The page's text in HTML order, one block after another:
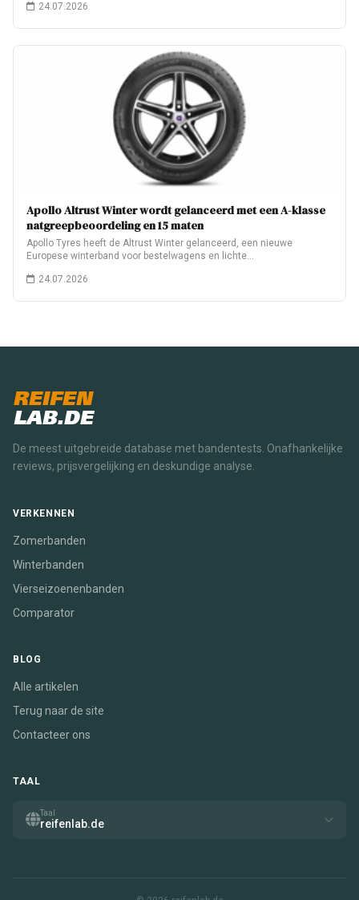
24.07.2026
Apollo Altrust Winter wordt gelanceerd met een A-klasse
natgreepbeoordeling en 15 maten
Apollo Tyres heeft de Altrust Winter gelanceerd, een nieuwe
Europese winterband voor bestelwagens en lichte…
24.07.2026
REIFEN
LAB.DE
De meest uitgebreide database met bandentests. Onafhankelijke
reviews, prijsvergelijking en deskundige analyse.
VERKENNEN
Zomerbanden
Winterbanden
Vierseizoenenbanden
Comparator
BLOG
Alle artikelen
Terug naar de site
Contacteer ons
TAAL
Taal
reifenlab.de